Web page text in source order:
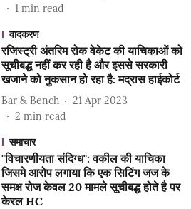
1 min read
वादकरण
रजिस्ट्री अंतरिम रोक वेकेट की याचिकाओं को
सूचीबद्ध नहीं कर रही है और इससे सरकारी
खजाने को नुकसान हो रहा है: मद्रास हाईकोर्ट
Bar & Bench
21 Apr 2023
2 min read
समाचार
"विचारणीयता संदिग्ध": वकील की याचिका
जिसमे आरोप लगाया कि एक सिटिंग जज के
समक्ष रोज केवल 20 मामले सूचीबद्ध होते है पर
केरल HC